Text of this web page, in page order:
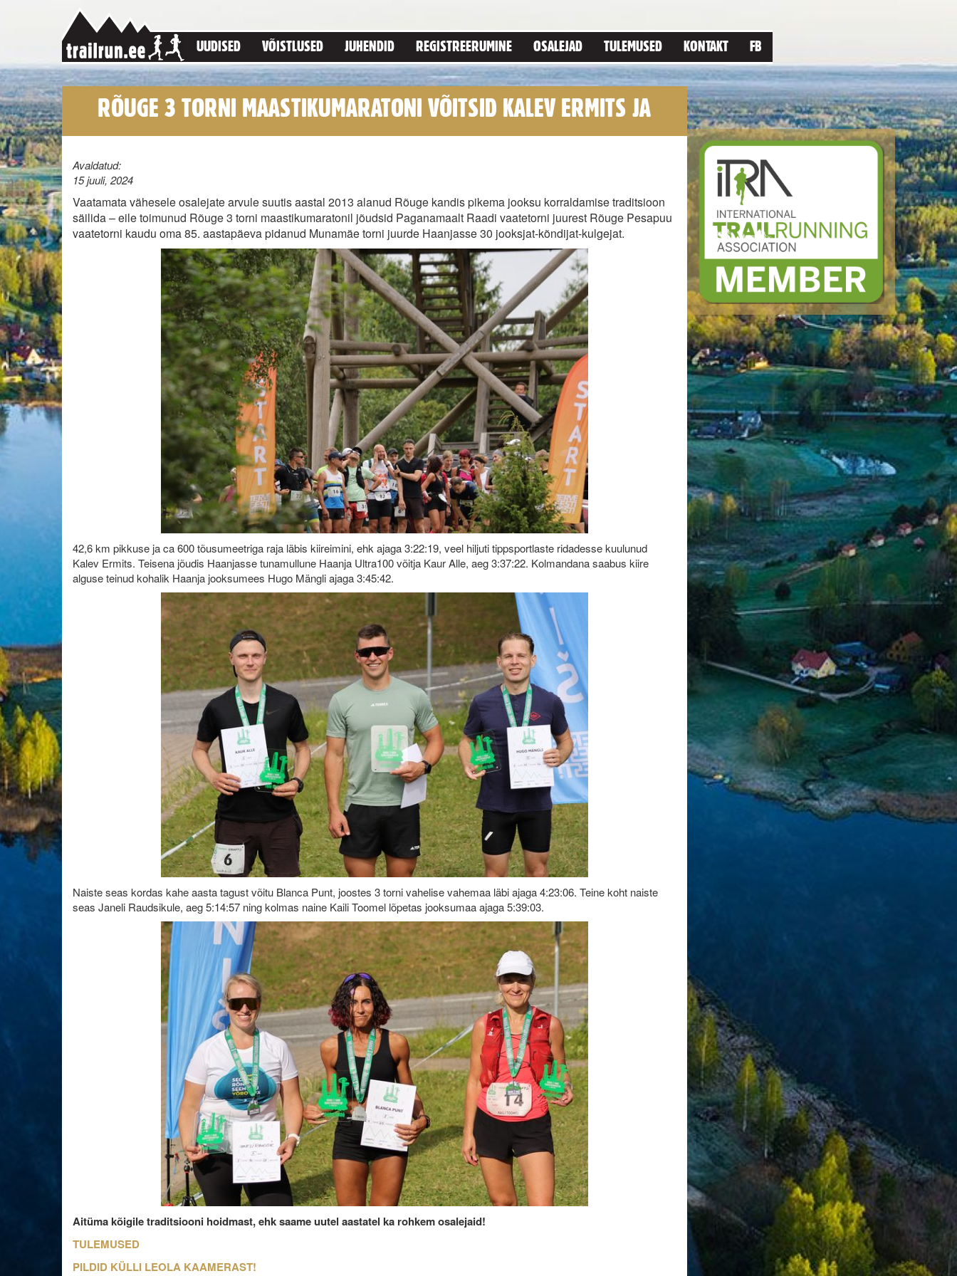
UUDISED VÕISTLUSED JUHENDID REGISTREERUMINE OSALEJAD TULEMUSED KONTAKT FB
RÕUGE 3 TORNI MAASTIKUMARATONI VÕITSID KALEV ERMITS JA
Avaldatud:
15 juuli, 2024
Vaatamata vähesele osalejate arvule suutis aastal 2013 alanud Rõuge kandis pikema jooksu korraldamise traditsioon
säilida – eile toimunud Rõuge 3 torni maastikumaratonil jõudsid Paganamaalt Raadi vaatetorni juurest Rõuge Pesapuu
vaatetorni kaudu oma 85. aastapäeva pidanud Munamäe torni juurde Haanjasse 30 jooksjat-kõndijat-kulgejat.
42,6 km pikkuse ja ca 600 tõusumeetriga raja läbis kiireimini, ehk ajaga 3:22:19, veel hiljuti tippsportlaste ridadesse kuulunud
Kalev Ermits. Teisena jõudis Haanjasse tunamullune Haanja Ultra100 võitja Kaur Alle, aeg 3:37:22. Kolmandana saabus kiire
alguse teinud kohalik Haanja jooksumees Hugo Mängli ajaga 3:45:42.
Naiste seas kordas kahe aasta tagust võitu Blanca Punt, joostes 3 torni vahelise vahemaa läbi ajaga 4:23:06. Teine koht naiste
seas Janeli Raudsikule, aeg 5:14:57 ning kolmas naine Kaili Toomel lõpetas jooksumaa ajaga 5:39:03.
Aitüma kõigile traditsiooni hoidmast, ehk saame uutel aastatel ka rohkem osalejaid!
TULEMUSED
PILDID KÜLLI LEOLA KAAMERAST!